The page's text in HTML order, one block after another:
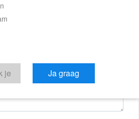
bericht
kom je in contact met de
van de woning.
je Ja graag